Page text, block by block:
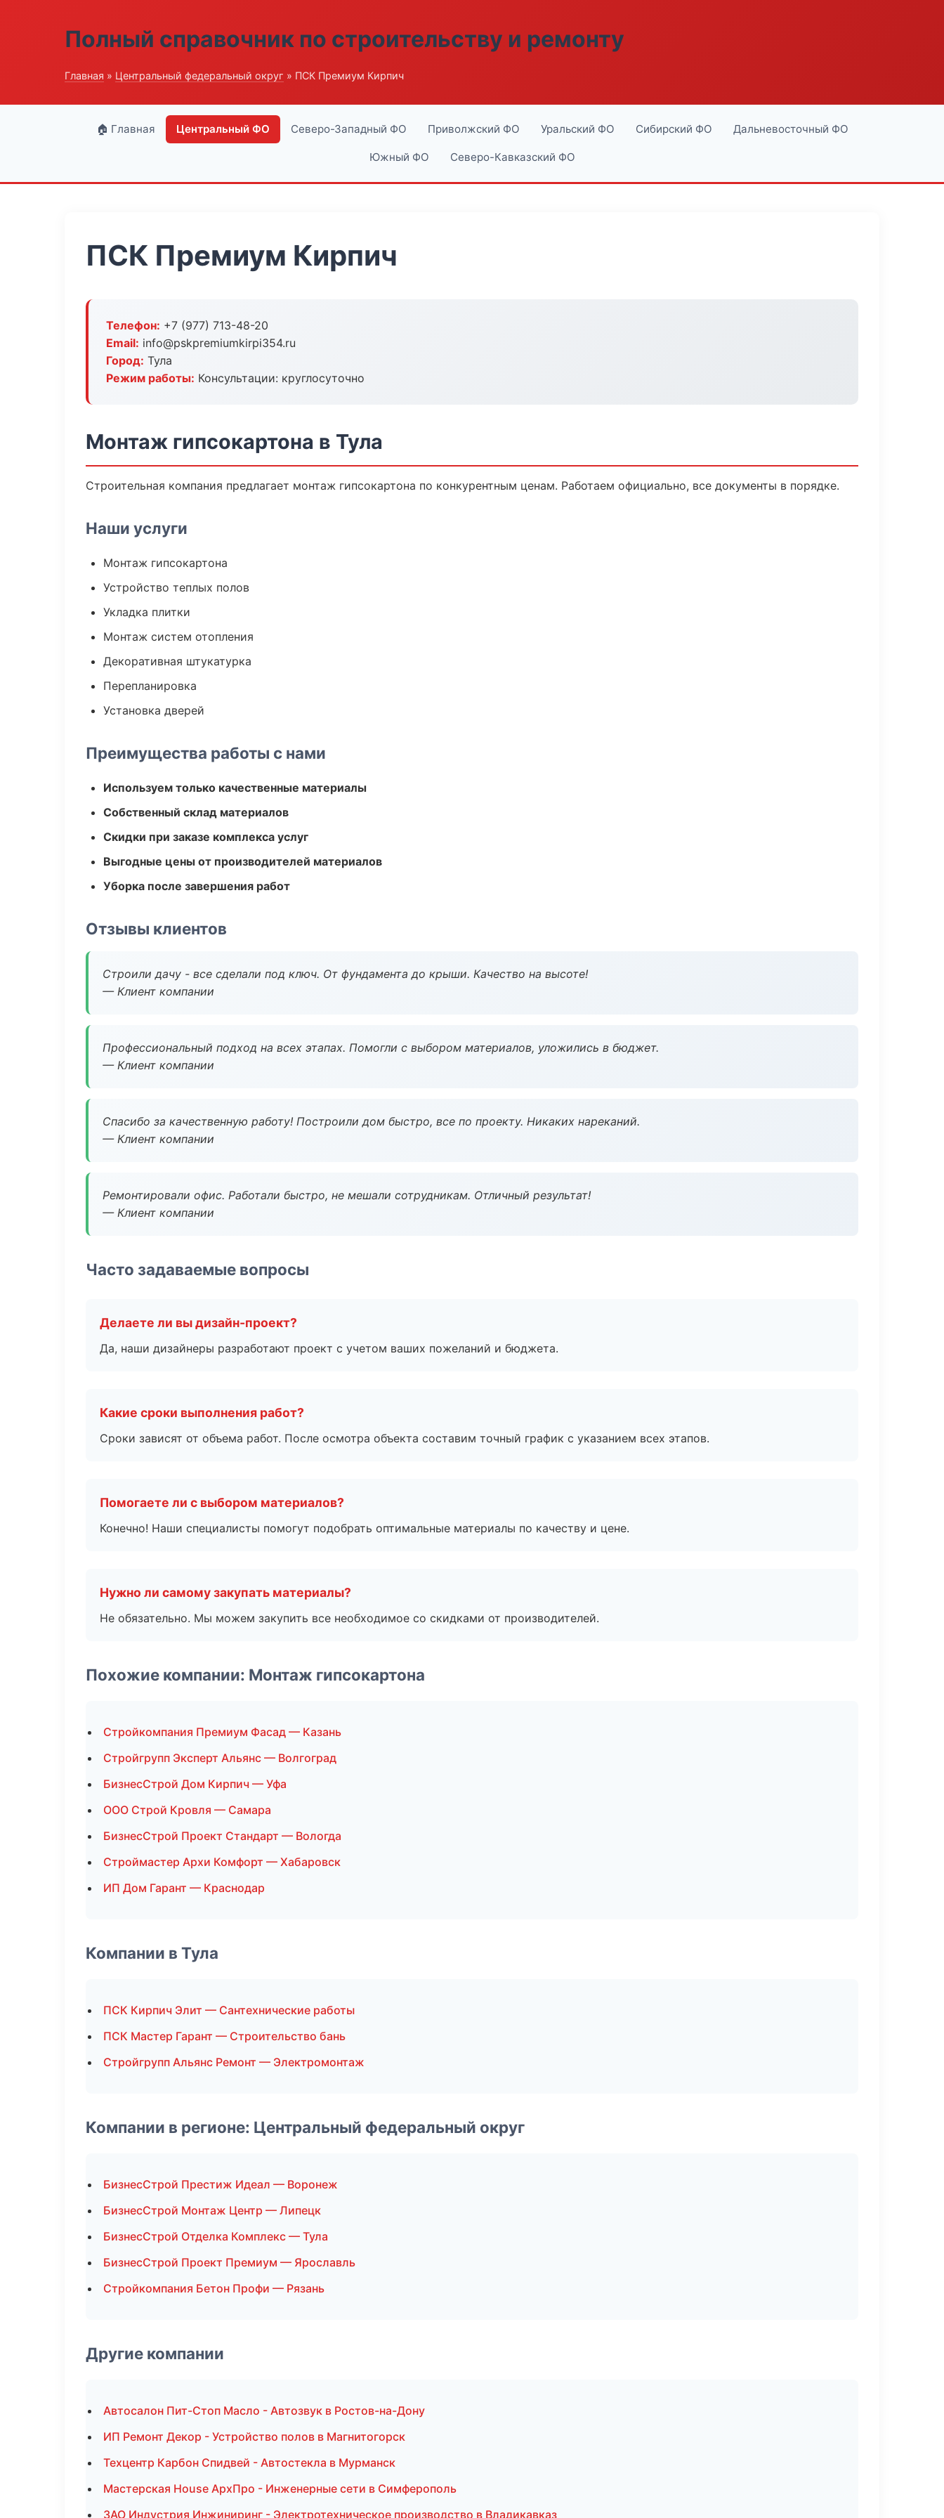
Полный справочник по строительству и ремонту
Главная » Центральный федеральный округ » ПСК Премиум Кирпич
🏠 Главная Центральный ФО Северо-Западный ФО Приволжский ФО Уральский ФО Сибирский ФО Дальневосточный ФО
Южный ФО Северо-Кавказский ФО
ПСК Премиум Кирпич
Телефон: +7 (977) 713-48-20
Email: info@pskpremiumkirpi354.ru
Город: Тула
Режим работы: Консультации: круглосуточно
Монтаж гипсокартона в Тула
Строительная компания предлагает монтаж гипсокартона по конкурентным ценам. Работаем официально, все документы в порядке.
Наши услуги
Монтаж гипсокартона
Устройство теплых полов
Укладка плитки
Монтаж систем отопления
Декоративная штукатурка
Перепланировка
Установка дверей
Преимущества работы с нами
Используем только качественные материалы
Собственный склад материалов
Скидки при заказе комплекса услуг
Выгодные цены от производителей материалов
Уборка после завершения работ
Отзывы клиентов
Строили дачу - все сделали под ключ. От фундамента до крыши. Качество на высоте!
— Клиент компании
Профессиональный подход на всех этапах. Помогли с выбором материалов, уложились в бюджет.
— Клиент компании
Спасибо за качественную работу! Построили дом быстро, все по проекту. Никаких нареканий.
— Клиент компании
Ремонтировали офис. Работали быстро, не мешали сотрудникам. Отличный результат!
— Клиент компании
Часто задаваемые вопросы
Делаете ли вы дизайн-проект?
Да, наши дизайнеры разработают проект с учетом ваших пожеланий и бюджета.
Какие сроки выполнения работ?
Сроки зависят от объема работ. После осмотра объекта составим точный график с указанием всех этапов.
Помогаете ли с выбором материалов?
Конечно! Наши специалисты помогут подобрать оптимальные материалы по качеству и цене.
Нужно ли самому закупать материалы?
Не обязательно. Мы можем закупить все необходимое со скидками от производителей.
Похожие компании: Монтаж гипсокартона
Стройкомпания Премиум Фасад — Казань
Стройгрупп Эксперт Альянс — Волгоград
БизнесСтрой Дом Кирпич — Уфа
ООО Строй Кровля — Самара
БизнесСтрой Проект Стандарт — Вологда
Строймастер Архи Комфорт — Хабаровск
ИП Дом Гарант — Краснодар
Компании в Тула
ПСК Кирпич Элит — Сантехнические работы
ПСК Мастер Гарант — Строительство бань
Стройгрупп Альянс Ремонт — Электромонтаж
Компании в регионе: Центральный федеральный округ
БизнесСтрой Престиж Идеал — Воронеж
БизнесСтрой Монтаж Центр — Липецк
БизнесСтрой Отделка Комплекс — Тула
БизнесСтрой Проект Премиум — Ярославль
Стройкомпания Бетон Профи — Рязань
Другие компании
Автосалон Пит-Стоп Масло - Автозвук в Ростов-на-Дону
ИП Ремонт Декор - Устройство полов в Магнитогорск
Техцентр Карбон Спидвей - Автостекла в Мурманск
Мастерская House АрхПро - Инженерные сети в Симферополь
ЗАО Индустрия Инжиниринг - Электротехническое производство в Владикавказ